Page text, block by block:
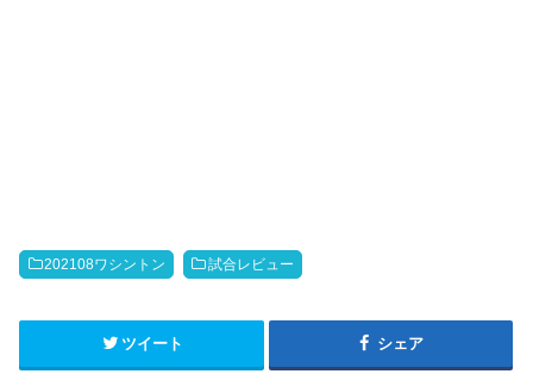
202108ワシントン 試合レビュー
ツイート シェア